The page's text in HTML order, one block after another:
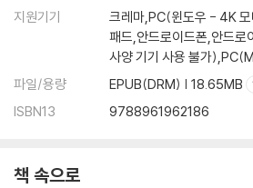
지원기기
크레마,PC(윈도우 - 4K
패드,안드로이드폰,안드로
사양 기기 사용 불가
파일/용량
EPUB(DRM) | 18.65MB
ISBN13
9788961962186
책 속으로